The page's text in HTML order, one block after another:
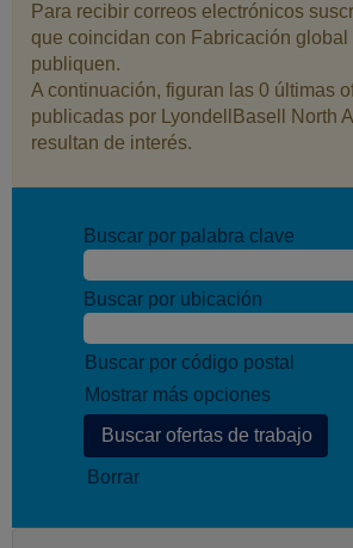
Para recibir correos electrónicos
que coincidan con Fabricación global
publiquen.
A continuación, figuran las 0 últimas
publicadas por LyondellBasell North
resultan de interés.
Buscar por palabra clave
Buscar por ubicación
Buscar por código postal
Mostrar más opciones
Borrar